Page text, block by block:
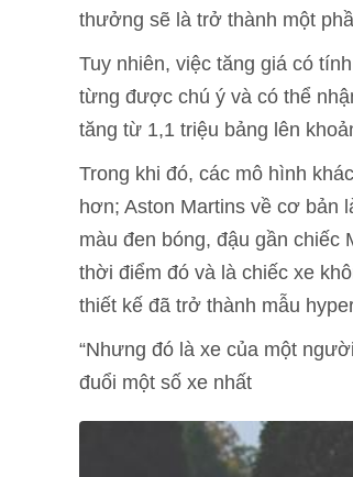
thưởng sẽ là trở thành một
Tuy nhiên, việc tăng giá có
từng được chú ý và có thể
tăng từ 1,1 triệu bảng lên
Trong khi đó, các mô hình
hơn; Aston Martins về cơ bản
màu đen bóng, đậu gần
thời điểm đó và là chiếc xe
thiết kế đã trở thành mẫu
“Nhưng đó là xe của một
đuổi một số xe nhất